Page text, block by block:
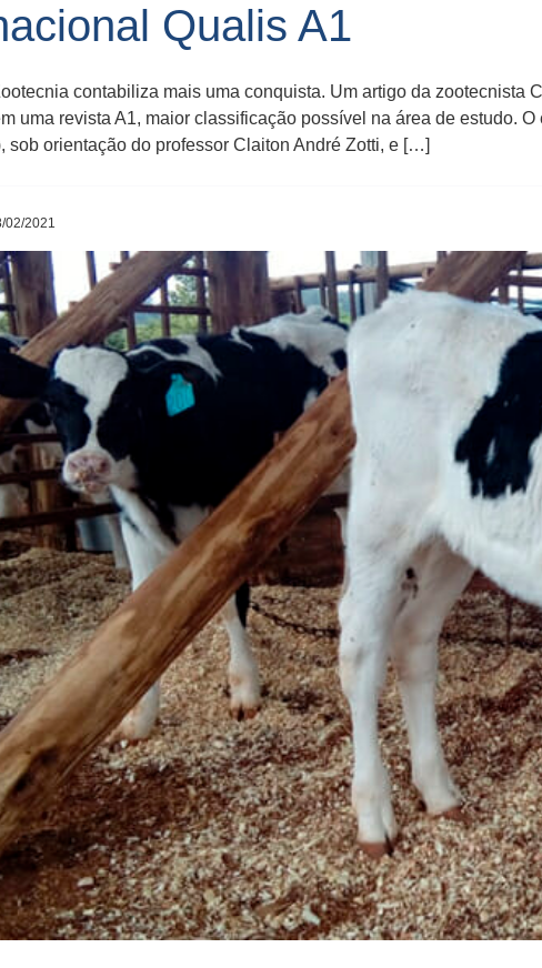
Qualis A1
contabiliza mais uma conquista. Um artigo da
uma revista A1, maior classificação possível na área de estudo.
sob orientação do professor Claiton André Zotti, e […]
02/2021